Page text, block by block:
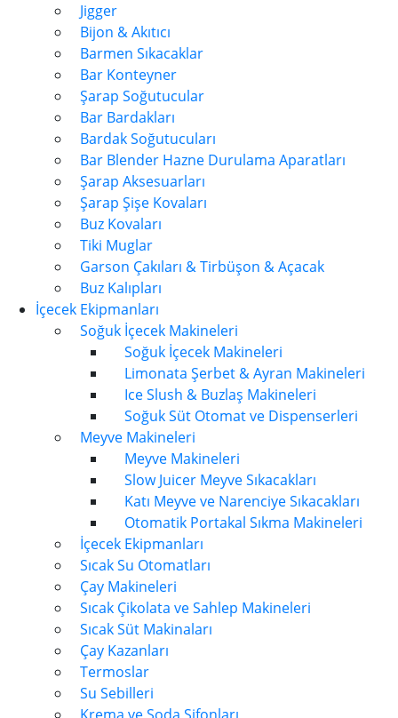
Jigger
Bijon & Akıtıcı
Barmen Sıkacaklar
Bar Konteyner
Şarap Soğutucular
Bar Bardakları
Bardak Soğutucuları
Bar Blender Hazne Durulama Aparatları
Şarap Aksesuarları
Şarap Şişe Kovaları
Buz Kovaları
Tiki Muglar
Garson Çakıları & Tirbüşon & Açacak
Buz Kalıpları
İçecek Ekipmanları
Soğuk İçecek Makineleri
Soğuk İçecek Makineleri
Limonata Şerbet & Ayran Makineleri
Ice Slush & Buzlaş Makineleri
Soğuk Süt Otomat ve Dispenserleri
Meyve Makineleri
Meyve Makineleri
Slow Juicer Meyve Sıkacakları
Katı Meyve ve Narenciye Sıkacakları
Otomatik Portakal Sıkma Makineleri
İçecek Ekipmanları
Sıcak Su Otomatları
Çay Makineleri
Sıcak Çikolata ve Sahlep Makineleri
Sıcak Süt Makinaları
Çay Kazanları
Termoslar
Su Sebilleri